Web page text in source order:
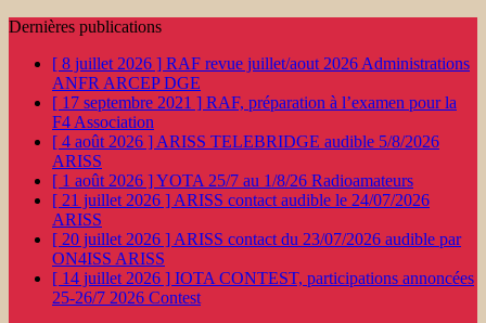
Dernières publications
[ 8 juillet 2026 ] RAF revue juillet/aout 2026 Administrations
ANFR ARCEP DGE
[ 17 septembre 2021 ] RAF, préparation à l’examen pour la
F4 Association
[ 4 août 2026 ] ARISS TELEBRIDGE audible 5/8/2026
ARISS
[ 1 août 2026 ]YOTA 25/7 au 1/8/26 Radioamateurs
[ 21 juillet 2026 ] ARISS contact audible le 24/07/2026
ARISS
[ 20 juillet 2026 ] ARISS contact du 23/07/2026 audible par
ON4ISS ARISS
[ 14 juillet 2026 ] IOTA CONTEST, participations annoncées
25-26/7 2026 Contest